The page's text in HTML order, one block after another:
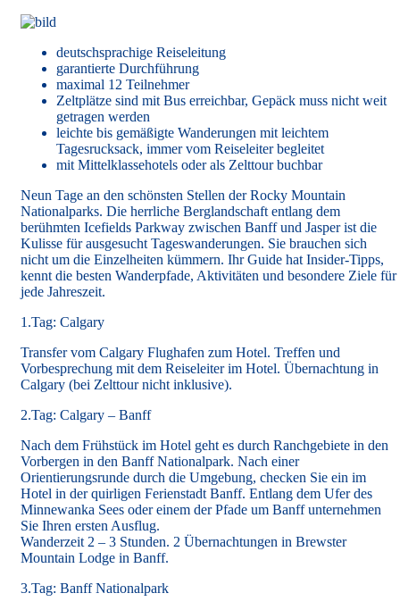
deutschsprachige Reiseleitung
garantierte Durchführung
maximal 12 Teilnehmer
Zeltplätze sind mit Bus erreichbar, Gepäck muss nicht weit
getragen werden
leichte bis gemäßigte Wanderungen mit leichtem
Tagesrucksack, immer vom Reiseleiter begleitet
mit Mittelklassehotels oder als Zelttour buchbar
Neun Tage an den schönsten Stellen der Rocky Mountain
Nationalparks. Die herrliche Berglandschaft entlang dem
berühmten Icefields Parkway zwischen Banff und Jasper ist die
Kulisse für ausgesucht Tageswanderungen. Sie brauchen sich
nicht um die Einzelheiten kümmern. Ihr Guide hat Insider-Tipps,
kennt die besten Wanderpfade, Aktivitäten und besondere Ziele für
jede Jahreszeit.
1.Tag: Calgary
Transfer vom Calgary Flughafen zum Hotel. Treffen und
Vorbesprechung mit dem Reiseleiter im Hotel. Übernachtung in
Calgary (bei Zelttour nicht inklusive).
2.Tag: Calgary – Banff
Nach dem Frühstück im Hotel geht es durch Ranchgebiete in den
Vorbergen in den Banff Nationalpark. Nach einer
Orientierungsrunde durch die Umgebung, checken Sie ein im
Hotel in der quirligen Ferienstadt Banff. Entlang dem Ufer des
Minnewanka Sees oder einem der Pfade um Banff unternehmen
Sie Ihren ersten Ausflug.
Wanderzeit 2 – 3 Stunden. 2 Übernachtungen in Brewster
Mountain Lodge in Banff.
3.Tag: Banff Nationalpark